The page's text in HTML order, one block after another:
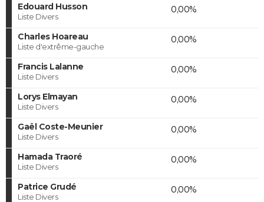
Edouard Husson
Liste Divers
0,00%
Charles Hoareau
Liste d'extrême-gauche
0,00%
Francis Lalanne
Liste Divers
0,00%
Lorys Elmayan
Liste Divers
0,00%
Gaël Coste-Meunier
Liste Divers
0,00%
Hamada Traoré
Liste Divers
0,00%
Patrice Grudé
Liste Divers
0,00%